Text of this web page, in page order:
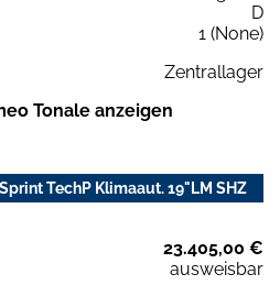
D
1 (None)
Zentrallager
Tonale anzeigen
TechP Klimaaut. 19"LM SHZ
23.405,00 €
ausweisbar